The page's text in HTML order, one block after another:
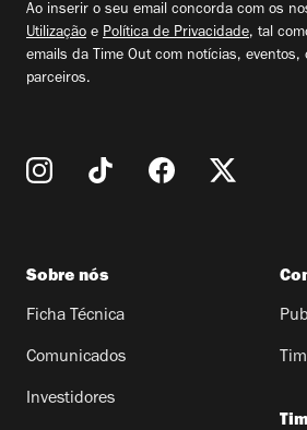
Ao inserir o seu email concorda com os
Utilização e Política de Privacidade, tal
emails da Time Out com notícias, eventos,
parceiros.
Sobre nós
Ficha Técnica
Comunicados
Investidores